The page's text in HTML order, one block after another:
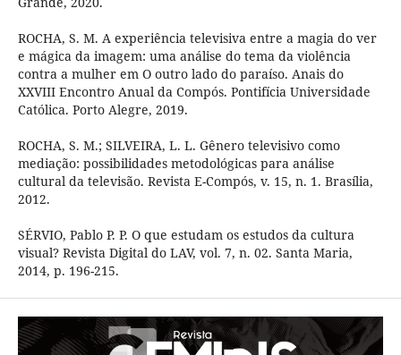
ROCHA, S. M. A experiência televisiva entre a magia do ver
e mágica da imagem: uma análise do tema da violência
contra a mulher em O outro lado do paraíso. Anais do
XXVIII Encontro Anual da Compós. Pontifícia Universidade
Católica. Porto Alegre, 2019.
ROCHA, S. M.; SILVEIRA, L. L. Gênero televisivo como
mediação: possibilidades metodológicas para análise
cultural da televisão. Revista E-Compós, v. 15, n. 1. Brasília,
2012.
SÉRVIO, Pablo P. P. O que estudam os estudos da cultura
visual? Revista Digital do LAV, vol. 7, n. 02. Santa Maria,
2014, p. 196-215.